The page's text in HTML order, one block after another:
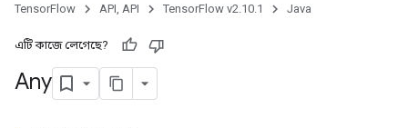
TensorFlow API, API TensorFlow v2.10.1 Java
এটি কাজে লেগেছে?
Any